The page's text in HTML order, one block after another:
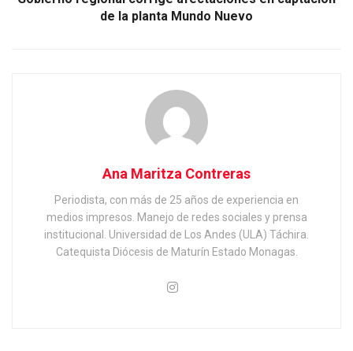
de la planta Mundo Nuevo
Ana Maritza Contreras
Periodista, con más de 25 años de experiencia en
medios impresos. Manejo de redes sociales y prensa
institucional. Universidad de Los Andes (ULA) Táchira.
Catequista Diócesis de Maturín Estado Monagas.